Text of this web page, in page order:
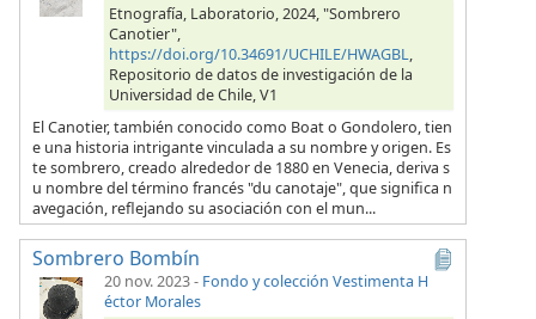
Etnografía, Laboratorio, 2024, "Sombrero
Canotier",
https://doi.org/10.34691/UCHILE/HWAGBL,
Repositorio de datos de investigación de la
Universidad de Chile, V1
El Canotier, también conocido como Boat o Gondolero, tien
e una historia intrigante vinculada a su nombre y origen. Es
te sombrero, creado alrededor de 1880 en Venecia, deriva s
u nombre del término francés "du canotaje", que significa n
avegación, reflejando su asociación con el mun...
Sombrero Bombín
20 nov. 2023- Fondo y colección Vestimenta H
éctor Morales